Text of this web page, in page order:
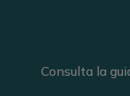
Consulta la